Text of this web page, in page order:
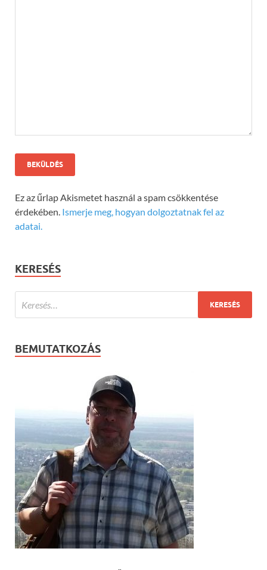
Ez az űrlap Akismetet használ a spam csökkentése
érdekében. Ismerje meg, hogyan dolgoztatnak fel az
adatai.
KERESÉS
BEMUTATKOZÁS